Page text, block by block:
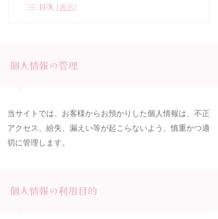
目次 [表示]
個人情報の管理
当サイトでは、お客様からお預かりした個人情報は、不正
アクセス、紛失、漏えい等が起こらないよう、慎重かつ適
切に管理します。
個人情報の利用目的